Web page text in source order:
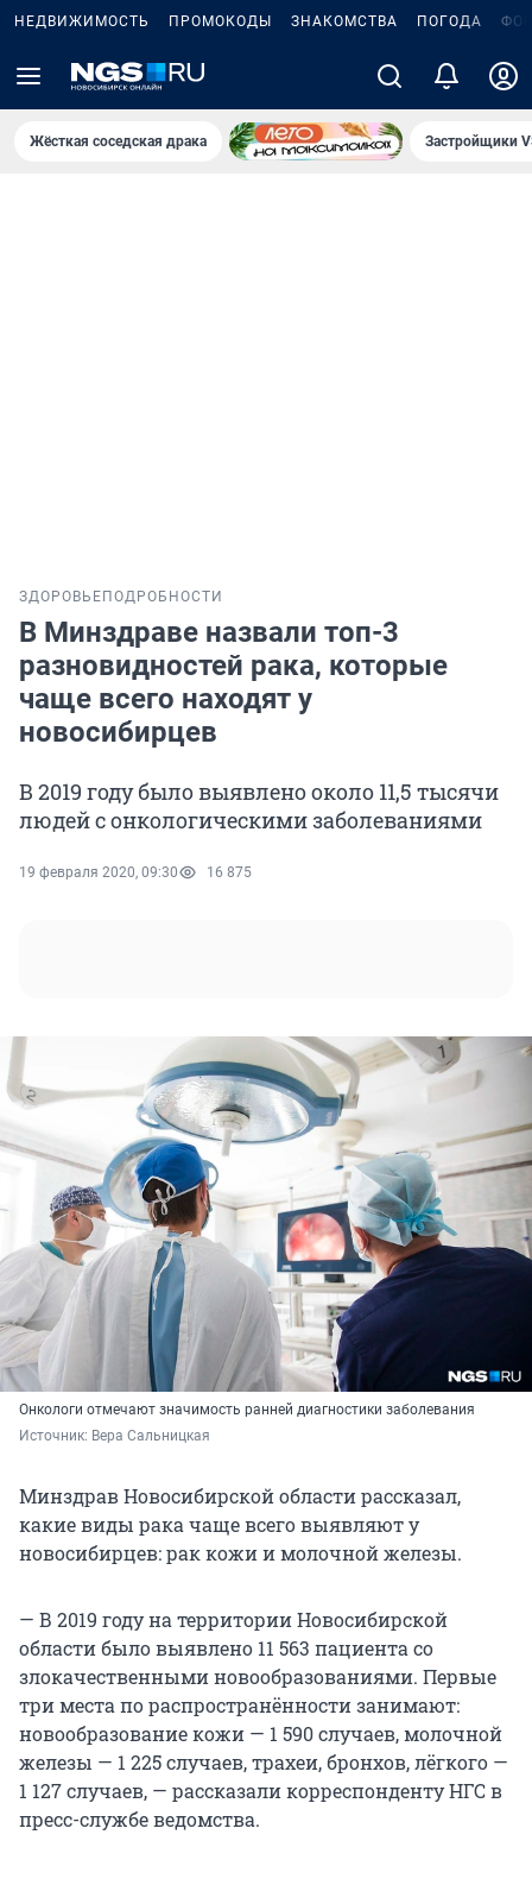
НЕДВИЖИМОСТЬ ПРОМОКОДЫ ЗНАКОМСТВА ПОГОДА
Жёсткая соседская драка Застройщики
ЗДОРОВЬЕ ПОДРОБНОСТИ
В Минздраве назвали топ-3
разновидностей рака, которые
чаще всего находят у
новосибирцев
В 2019 году было выявлено около 11,5 тысячи
людей с онкологическими заболеваниями
19 февраля 2020, 09:30 16 875
Онкологи отмечают значимость ранней диагностики заболевания
Источник: Вера Сальницкая
Минздрав Новосибирской области рассказал,
какие виды рака чаще всего выявляют у
новосибирцев: рак кожи и молочной железы.
— В 2019 году на территории Новосибирской
области было выявлено 11 563 пациента со
злокачественными новообразованиями. Первые
три места по распространённости занимают:
новообразование кожи — 1 590 случаев, молочной
железы — 1 225 случаев, трахеи, бронхов, лёгкого —
1 127 случаев, — рассказали корреспонденту НГС в
пресс-службе ведомства.